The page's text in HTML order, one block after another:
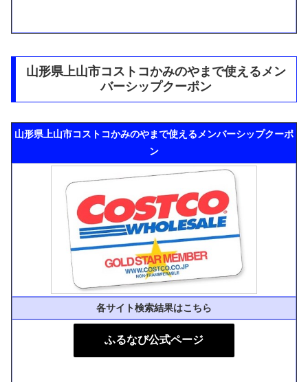
山形県上山市コストコかみのやまで使えるメン
バーシップクーポン
山形県上山市コストコかみのやまで使えるメンバーシップクーポ
ン
各サイト検索結果はこちら
ふるなび公式ページ